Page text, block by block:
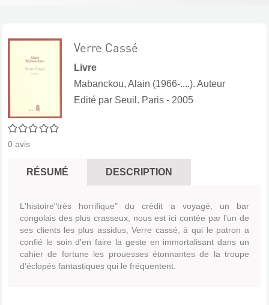
0/5
0 avis
Verre Cassé
Livre
Mabanckou, Alain (1966-....). Auteur
Edité par Seuil. Paris - 2005
RÉSUMÉ DESCRIPTION
L'histoire"très horrifique" du crédit a voyagé, un bar
congolais des plus crasseux, nous est ici contée par l'un de
ses clients les plus assidus, Verre cassé, à qui le patron a
confié le soin d'en faire la geste en immortalisant dans un
cahier de fortune les prouesses étonnantes de la troupe
d'éclopés fantastiques qui le fréquentent.